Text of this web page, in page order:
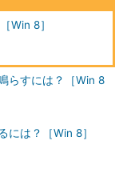
Win 8］
らすには？［Win 8
には？［Win 8］